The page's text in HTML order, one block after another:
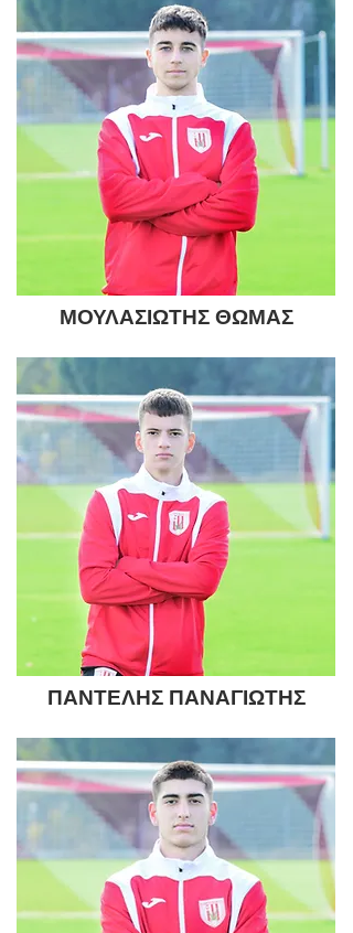
ΜΟΥΛΑΣΙΩΤΗΣ ΘΩΜΑΣ
ΠΑΝΤΕΛΗΣ ΠΑΝΑΓΙΩΤΗΣ